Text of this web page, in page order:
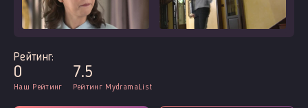
Рейтинг:
0
Наш Рейтинг
7.5
Рейтинг MydramaList